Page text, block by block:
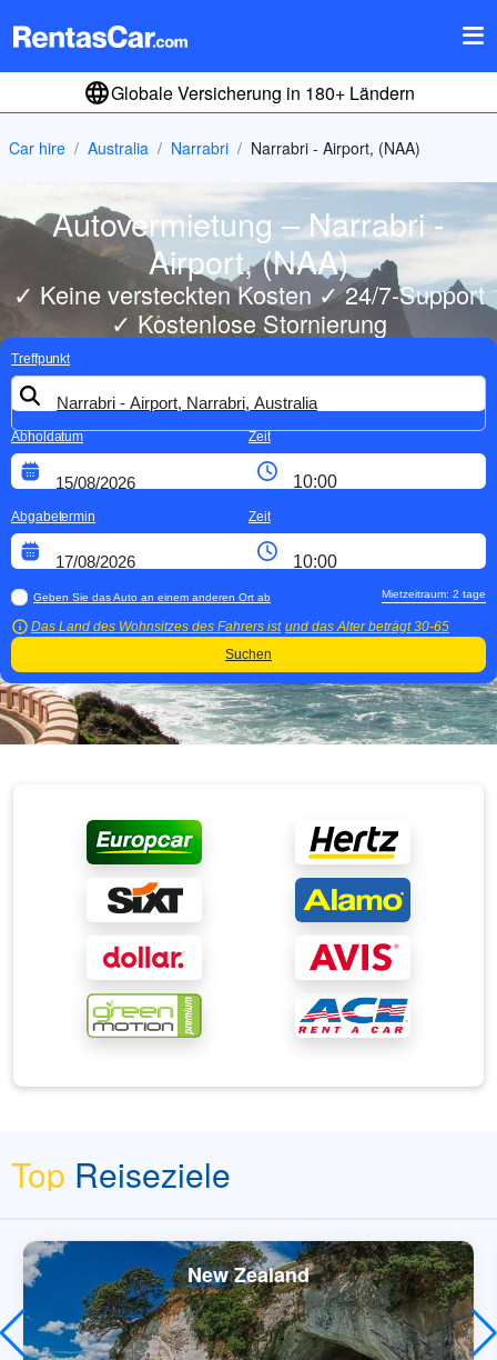
Globale Versicherung in 180+ Ländern
Car hire Australia Narrabri Narrabri - Airport, (NAA)
Autovermietung – Narrabri -
Airport, (NAA)
✓ Keine versteckten Kosten ✓ 24/7-Support
✓ Kostenlose Stornierung
Treffpunkt
Abholdatum Zeit
Abgabetermin Zeit
Geben Sie das Auto an einem anderen Ort ab
Das Land des Wohnsitzes des Fahrers ist und das Alter beträgt30-65
Mietzeitraum: 2 tage
Suchen
Top Reiseziele
New Zealand